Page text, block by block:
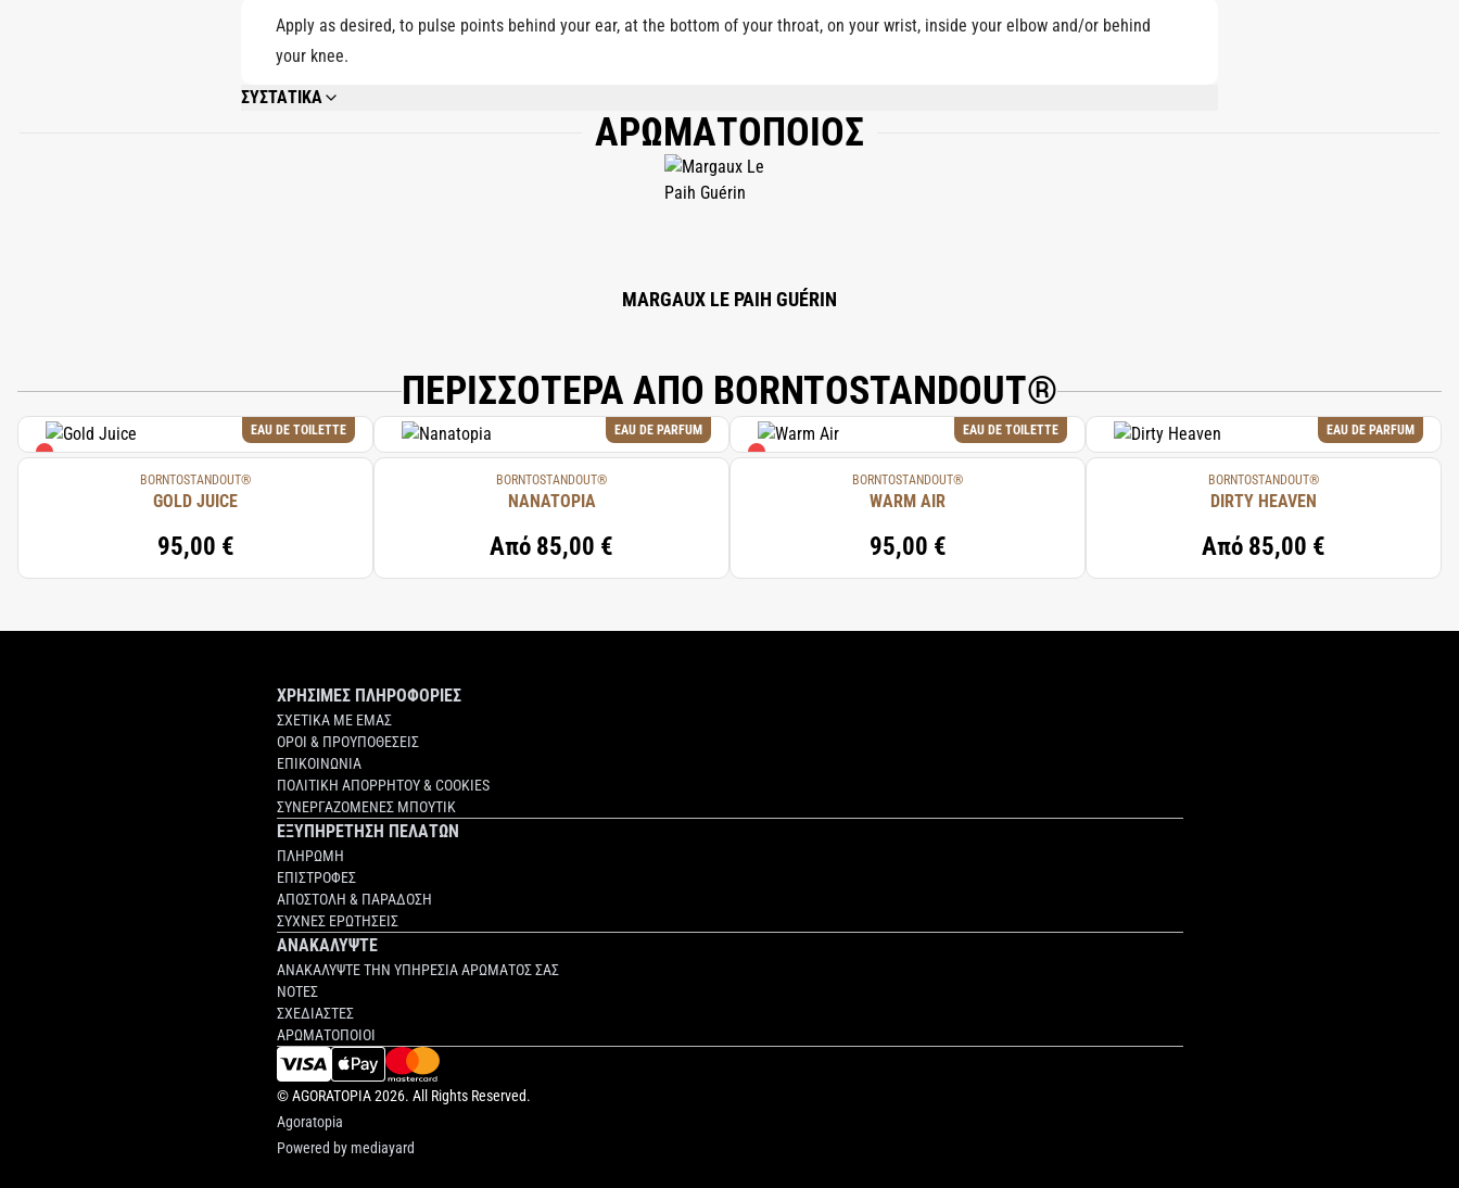
Apply as desired, to pulse points behind your ear, at the bottom of your throat, on your wrist, inside your elbow and/or behind
your knee.
ΣΥΣΤΑΤΙΚΑ
ALCOHOL DENAT., PARFUM (FRAGRANCE), AQUA (WATER), COUMARIN, BENZYL BENZOATE, CINNAMAL, LIMONENE, LINALOOL, FARNESOL, EUGENOL, ALPHA-
ISOMETHYL IONONE, BENZYL SALICYLATE, BENZYL ALCOHOL, CINNAMYL ALCOHOL, CITRAL, CITRONELLOL, GERANIOL, ISOEUGENOL.
ΑΡΩΜΑΤΟΠΟΙΟΣ
MARGAUX LE PAIH GUÉRIN
ΠΕΡΙΣΣΟΤΕΡΑ ΑΠΟ BORNTOSTANDOUT®
EAU DE TOILETTE
BORNTOSTANDOUT®
GOLD JUICE
95,00 €
EAU DE PARFUM
BORNTOSTANDOUT®
NANATOPIA
Από 85,00 €
EAU DE TOILETTE
BORNTOSTANDOUT®
WARM AIR
95,00 €
EAU DE PARFUM
BORNTOSTANDOUT®
DIRTY HEAVEN
Από 85,00 €
ΧΡΗΣΙΜΕΣ ΠΛΗΡΟΦΟΡΙΕΣ
ΣΧΕΤΙΚΑ ΜΕ ΕΜΑΣ
ΟΡΟΙ & ΠΡΟΥΠΟΘΕΣΕΙΣ
ΕΠΙΚΟΙΝΩΝΙΑ
ΠΟΛΙΤΙΚΗ ΑΠΟΡΡΗΤΟΥ & COOKIES
ΣΥΝΕΡΓΑΖΟΜΕΝΕΣ ΜΠΟΥΤΙΚ
ΕΞΥΠΗΡΕΤΗΣΗ ΠΕΛΑΤΩΝ
ΠΛΗΡΩΜΗ
ΕΠΙΣΤΡΟΦΕΣ
ΑΠΟΣΤΟΛΗ & ΠΑΡΑΔΟΣΗ
ΣΥΧΝΕΣ ΕΡΩΤΗΣΕΙΣ
ΑΝΑΚΑΛΥΨΤΕ
ΑΝΑΚΑΛΥΨΤΕ ΤΗΝ ΥΠΗΡΕΣΙΑ ΑΡΩΜΑΤΟΣ ΣΑΣ
ΝΟΤΕΣ
ΣΧΕΔΙΑΣΤΕΣ
ΑΡΩΜΑΤΟΠΟΙΟΙ
©AGORATOPIA2026. All Rights Reserved.
Agoratopia
Powered by mediayard